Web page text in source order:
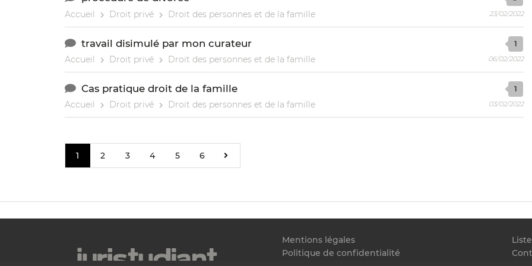
Accueil Droit privé Droit des personnes et de la famille 23/02/2022
travail disimulé par mon curateur
Accueil Droit privé Droit des personnes et de la famille
1
06/02/2022
Cas pratique droit de la famille
Accueil Droit privé Droit des personnes et de la famille
1
03/02/2022
1 2 3 4 5 6
Mentions légales
Politique de confidentialité